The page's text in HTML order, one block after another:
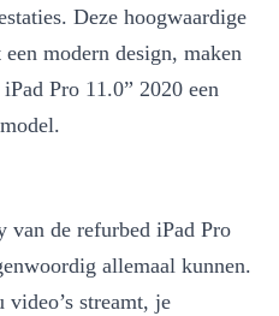
Deze hoogwaardige
modern design, maken
Pro 11.0” 2020 een
refurbed iPad Pro
allemaal kunnen.
streamt, je